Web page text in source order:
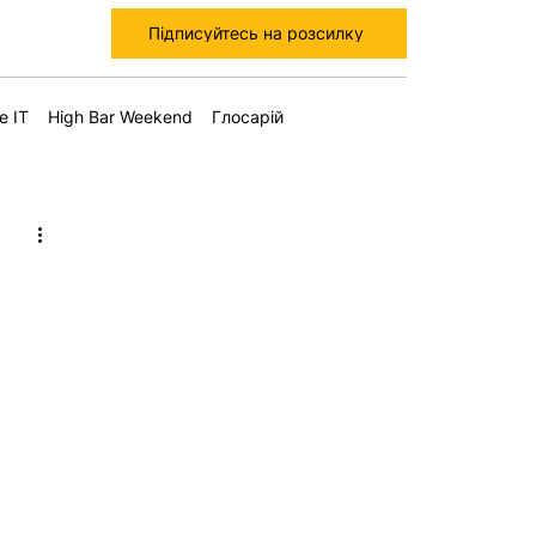
Підписуйтесь на розсилку
IT High Bar Weekend Глосарій